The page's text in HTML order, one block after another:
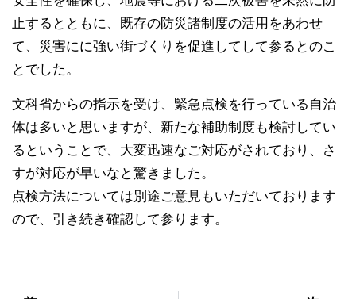
止するとともに、既存の防災諸制度の活用をあわせ
て、災害にに強い街づくりを促進してして参るとのこ
とでした。
文科省からの指示を受け、緊急点検を行っている自治
体は多いと思いますが、新たな補助制度も検討してい
るということで、大変迅速なご対応がされており、さ
すが対応が早いなと驚きました。
点検方法については別途ご意見もいただいております
ので、引き続き確認して参ります。